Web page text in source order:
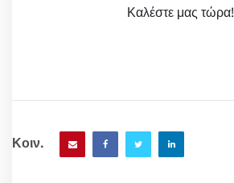
Καλέστε μας τώρα!
Κοιν.